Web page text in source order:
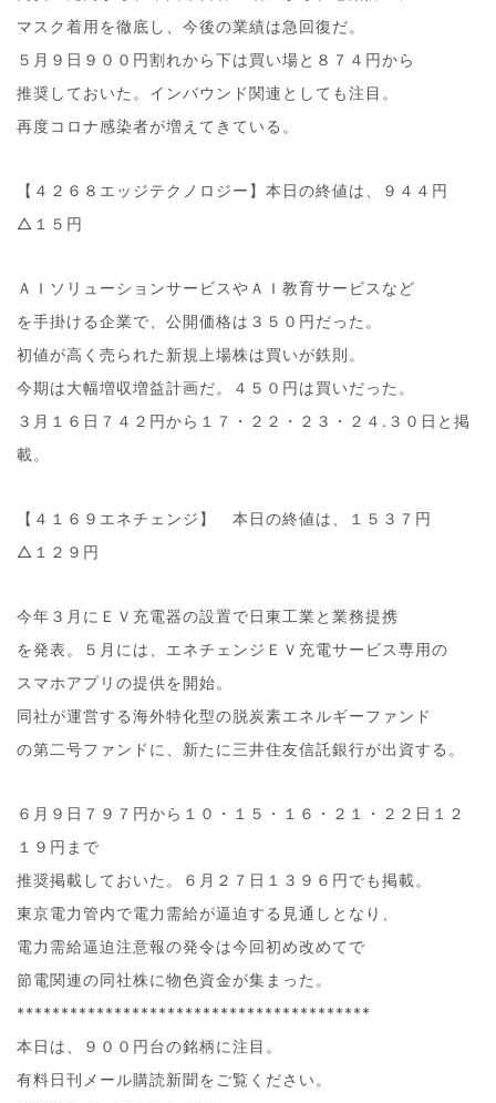
マスク着用を徹底し、今後の業績は急回復だ。
５月９日９００円割れから下は買い場と８７４円から
推奨しておいた。インバウンド関連としても注目。
再度コロナ感染者が増えてきている。
【４２６８エッジテクノロジー】本日の終値は、９４４円
△１５円
ＡＩソリューションサービスやＡＩ教育サービスなど
を手掛ける企業で、公開価格は３５０円だった。
初値が高く売られた新規上場株は買いが鉄則。
今期は大幅増収増益計画だ。４５０円は買いだった。
３月１６日７４２円から１７・２２・２３・２４.３０日と掲
載。
【４１６９エネチェンジ】 本日の終値は、１５３７円
△１２９円
今年３月にＥＶ充電器の設置で日東工業と業務提携
を発表。５月には、エネチェンジＥＶ充電サービス専用の
スマホアプリの提供を開始。
同社が運営する海外特化型の脱炭素エネルギーファンド
の第二号ファンドに、新たに三井住友信託銀行が出資する。
６月９日７９７円から１０・１５・１６・２１・２２日１２
１９円まで
推奨掲載しておいた。６月２７日１３９６円でも掲載。
東京電力管内で電力需給が逼迫する見通しとなり、
電力需給逼迫注意報の発令は今回初め改めてで
節電関連の同社株に物色資金が集まった。
****************************************
本日は、９００円台の銘柄に注目。
有料日刊メール購読新聞をご覧ください。